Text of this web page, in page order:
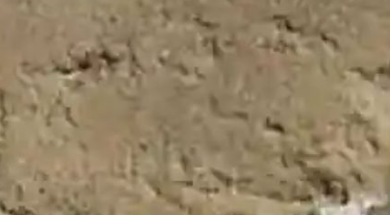
Últimas
Noticias
Guadalajara